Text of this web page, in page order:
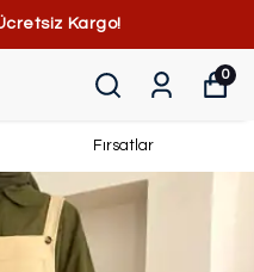
Kargo!
0
Fırsatlar